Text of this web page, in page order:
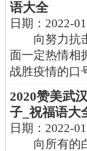
语大全
日期： 2022-
向努力抗击
面一定热情相
战胜疫情的口
2020赞美武
子_祝福语大
日期： 2022-
向所有的白